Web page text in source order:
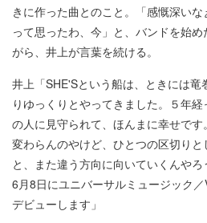
きに作った曲とのこと。「感慨深い
って思ったわ、今」と、バンドを始
がら、井上が言葉を続ける。
井上「SHE'Sという船は、ときには竜
りゆっくりとやってきました。５年
の人に見守られて、ほんまに幸せで
変わらんのやけど、ひとつの区切り
と、また違う方向に向いていくんやろ
6月8日にユニバーサルミュージック
デビューします」